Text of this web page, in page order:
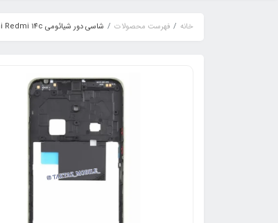
خانه فهرست محصولات شاسی دور شیائومی Xiaomi Redmi 14c